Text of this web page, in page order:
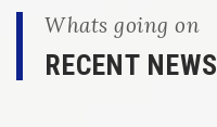
Whats going on
RECENT NEWS